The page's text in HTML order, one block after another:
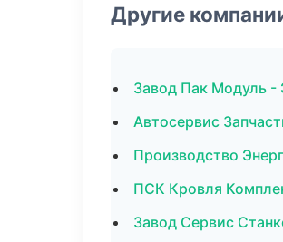
Другие
Завод Пак Модуль -
Автосервис
Производство
ПСК Кровля
Завод Сервис